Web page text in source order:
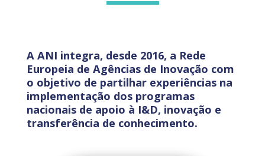
A ANI integra, desde 2016, a Rede
Europeia de Agências de Inovação com
o objetivo de partilhar experiências na
implementação dos programas
nacionais de apoio à I&D, inovação e
transferência de conhecimento.